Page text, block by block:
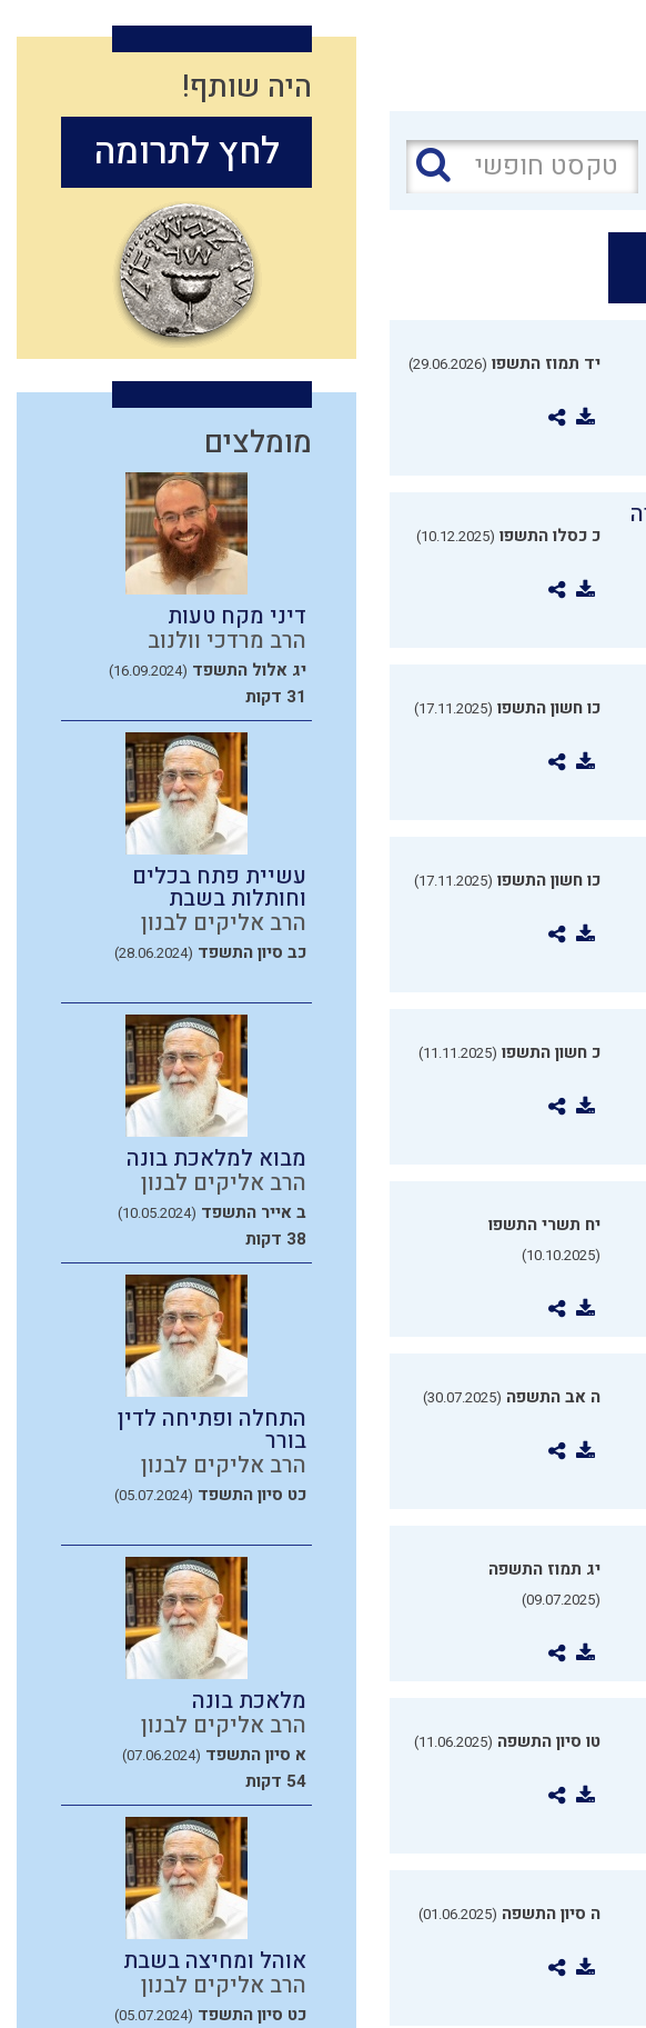
יד תמוז התשפו (29.06.2026)
כ כסלו התשפו (10.12.2025)
כו חשון התשפו (17.11.2025)
כו חשון התשפו (17.11.2025)
כ חשון התשפו (11.11.2025)
יח תשרי התשפו
(10.10.2025)
ה אב התשפה (30.07.2025)
יג תמוז התשפה
(09.07.2025)
טו סיון התשפה (11.06.2025)
ה סיון התשפה (01.06.2025)
היה שותף!
לחץ לתרומה
מומלצים
דיני מקח טעות
הרב מרדכי וולנוב
יג אלול התשפד (16.09.2024)
31 דקות
עשיית פתח בכלים
וחותלות בשבת
הרב אליקים לבנון
כב סיון התשפד (28.06.2024)
מבוא למלאכת בונה
הרב אליקים לבנון
ב אייר התשפד (10.05.2024)
38 דקות
התחלה ופתיחה לדין
בורר
הרב אליקים לבנון
כט סיון התשפד (05.07.2024)
מלאכת בונה
הרב אליקים לבנון
א סיון התשפד (07.06.2024)
54 דקות
אוהל ומחיצה בשבת
הרב אליקים לבנון
כט סיון התשפד (05.07.2024)